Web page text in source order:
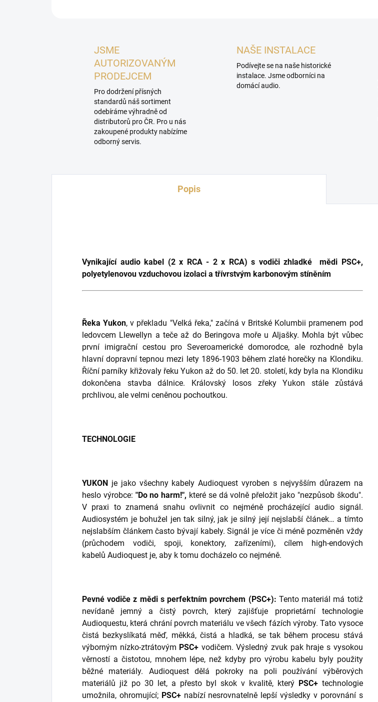
JSME
AUTORIZOVANÝM
PRODEJCEM
Pro dodržení přísných
standardů náš sortiment
odebíráme výhradně od
distributorů pro ČR. Pro u nás
zakoupené produkty nabízíme
odborný servis.
NAŠE INSTALACE
Podívejte se na naše historické
instalace. Jsme odborníci na
domácí audio.
Popis
Vynikající audio kabel (2 x RCA - 2 x RCA) s vodiči zhladké mědi PSC+,
polyetylenovou vzduchovou izolaci a třívrstvým karbonovým stíněním
Řeka Yukon, v překladu "Velká řeka," začíná v Britské Kolumbii pramenem pod
ledovcem Llewellyn a teče až do Beringova moře u Aljašky. Mohla být vůbec
první imigrační cestou pro Severoamerické domorodce, ale rozhodně byla
hlavní dopravní tepnou mezi lety 1896-1903 během zlaté horečky na Klondiku.
Říční parníky křižovaly řeku Yukon až do 50. let 20. století, kdy byla na Klondiku
dokončena stavba dálnice. Královský losos zřeky Yukon stále zůstává
prchlivou, ale velmi ceněnou pochoutkou.
TECHNOLOGIE
YUKON je jako všechny kabely Audioquest vyroben s nejvyšším důrazem na
heslo výrobce: "Do no harm!", které se dá volně přeložit jako "nezpůsob škodu".
V praxi to znamená snahu ovlivnit co nejméně procházející audio signál.
Audiosystém je bohužel jen tak silný, jak je silný její nejslabší článek… a tímto
nejslabším článkem často bývají kabely. Signál je více či méně pozměněn vždy
(průchodem vodiči, spoji, konektory, zařízeními), cílem high-endových
kabelů Audioquest je, aby k tomu docházelo co nejméně.
Pevné vodiče z mědi s perfektním povrchem (PSC+): Tento materiál má totiž
nevídaně jemný a čistý povrch, který zajišťuje proprietární technologie
Audioquestu, která chrání povrch materiálu ve všech fázích výroby. Tato vysoce
čistá bezkyslíkatá měď, měkká, čistá a hladká, se tak během procesu stává
výborným nízko-ztrátovým PSC+ vodičem. Výsledný zvuk pak hraje s vysokou
věrností a čistotou, mnohem lépe, než kdyby pro výrobu kabelu byly použity
běžné materiály. Audioquest dělá pokroky na poli používání výběrových
materiálů již po 30 let, a přesto byl skok v kvalitě, který PSC+technologie
umožnila, ohromující; PSC+nabízí nesrovnatelně lepší výsledky v porovnání s